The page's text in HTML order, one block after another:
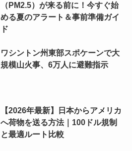
（PM2.5）が来る前に！今すぐ始
める夏のアラート＆事前準備ガイ
ド
ワシントン州東部スポケーンで大
規模山火事、6万人に避難指示
【2026年最新】日本からアメリカ
へ荷物を送る方法｜100ドル規制
と最適ルート比較